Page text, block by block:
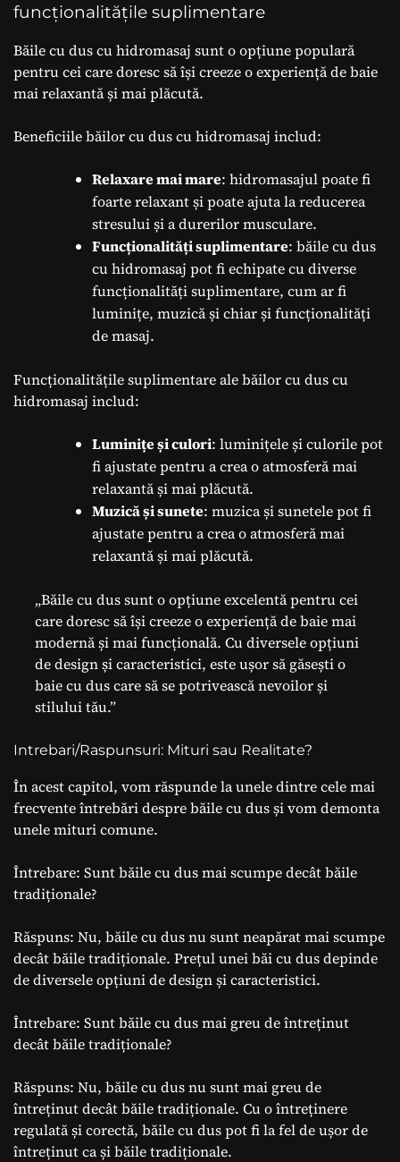
funcționalitățile suplimentare
Băile cu dus cu hidromasaj sunt o opțiune populară
pentru cei care doresc să își creeze o experiență de baie
mai relaxantă și mai plăcută.
Beneficiile băilor cu dus cu hidromasaj includ:
Relaxare mai mare: hidromasajul poate fi
foarte relaxant și poate ajuta la reducerea
stresului și a durerilor musculare.
Funcționalități suplimentare: băile cu dus
cu hidromasaj pot fi echipate cu diverse
funcționalități suplimentare, cum ar fi
luminițe, muzică și chiar și funcționalități
de masaj.
Funcționalitățile suplimentare ale băilor cu dus cu
hidromasaj includ:
Luminițe și culori: luminițele și culorile pot
fi ajustate pentru a crea o atmosferă mai
relaxantă și mai plăcută.
Muzică și sunete: muzica și sunetele pot fi
ajustate pentru a crea o atmosferă mai
relaxantă și mai plăcută.
„Băile cu dus sunt o opțiune excelentă pentru cei
care doresc să își creeze o experiență de baie mai
modernă și mai funcțională. Cu diversele opțiuni
de design și caracteristici, este ușor să găsești o
baie cu dus care să se potrivească nevoilor și
stilului tău.”
Intrebari/Raspunsuri: Mituri sau Realitate?
În acest capitol, vom răspunde la unele dintre cele mai
frecvente întrebări despre băile cu dus și vom demonta
unele mituri comune.
Întrebare: Sunt băile cu dus mai scumpe decât băile
tradiționale?
Răspuns: Nu, băile cu dus nu sunt neapărat mai scumpe
decât băile tradiționale. Prețul unei băi cu dus depinde
de diversele opțiuni de design și caracteristici.
Întrebare: Sunt băile cu dus mai greu de întreținut
decât băile tradiționale?
Răspuns: Nu, băile cu dus nu sunt mai greu de
întreținut decât băile tradiționale. Cu o întreținere
regulată și corectă, băile cu dus pot fi la fel de ușor de
întreținut ca și băile tradiționale.